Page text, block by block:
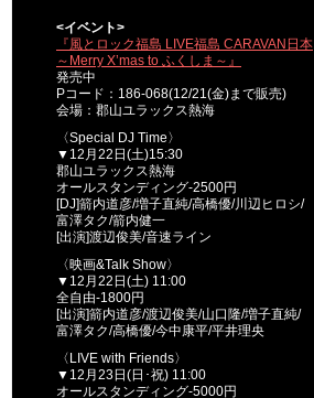
<イベント>
『風とロック福島 LIVE福島 CARAVAN日本
～Merry X’mas to ふくしま～』
発売中
Pコード：186-068(12/21(金)まで販売)
会場：郡山ユラックス熱海
〈Special DJ Time〉
▼12月22日(土)15:30
郡山ユラックス熱海
オールスタンディング-2500円
[DJ]箭内道彦/増子直純/高橋優/川辺ヒロシ/
富澤タク/箭内健一
[出演]渡辺俊美/音速ライン
〈映画&Talk Show〉
▼12月22日(土) 11:00
全自由-1800円
[出演]箭内道彦/渡辺俊美/山口隆/増子直純/
富澤タク/高橋優/今中康平/平井理央
〈LIVE with Friends〉
▼12月23日(日･祝) 11:00
オールスタンディング-5000円